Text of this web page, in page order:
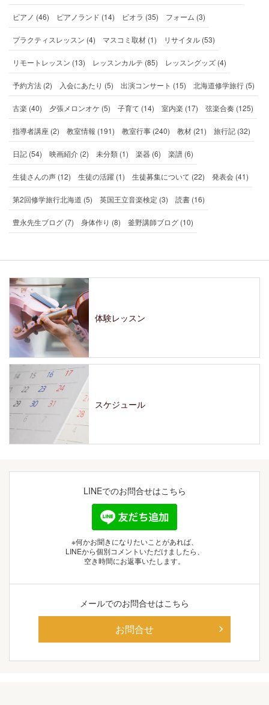
ピアノ (46) ピアノランド (14) ビオラ (35) フォーム (3)
プラクティスレッスン (4) マスコミ取材 (1) リサイタル (53)
リモートレッスン (13) レッスンカルテ (85) レッスングッズ (4)
予約方法 (2) 入会にあたり (5) 出演コンサート (15) 北海道修学旅行 (5)
古楽 (40) 夕張メロンオケ (5) 子育て (14) 室内楽 (17) 弦楽合奏 (125)
指導者講座 (2) 教室情報 (191) 教室行事 (240) 教材 (21) 旅行記 (32)
日記 (54) 映画紹介 (2) 未分類 (1) 楽器 (6) 楽譜 (6)
生徒さんの声 (12) 生徒の活躍 (1) 生徒募集について (22) 発表会 (41)
第2回修学旅行北海道 (5) 英国王立音楽検定 (3) 読書 (16)
豊永先生ブログ (7) 身体作り (8) 釜野講師ブログ (10)
LINEでのお問合せはこちら
※何かお聞きになりたいことがあれば、
LINEから個別コメントいただけましたら、
空き時間にお返事いたします。
メールでのお問合せはこちら
お問合せ
体験レッスン
スケジュール